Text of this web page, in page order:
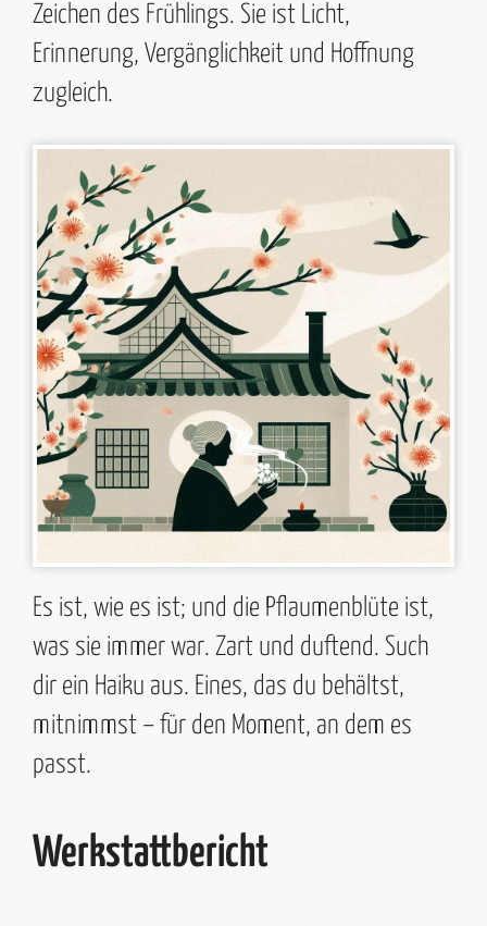
Zeichen des Frühlings. Sie ist Licht,
Erinnerung, Vergänglichkeit und Hoffnung
zugleich.
Es ist, wie es ist; und die Pflaumenblüte ist,
was sie immer war. Zart und duftend. Such
dir ein Haiku aus. Eines, das du behältst,
mitnimmst – für den Moment, an dem es
passt.
Werkstattbericht